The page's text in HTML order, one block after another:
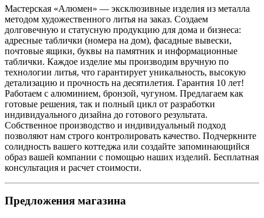
Мастерская «Алюмен» — эксклюзивные изделия из металла
методом художественного литья на заказ. Создаем
долговечную и статусную продукцию для дома и бизнеса:
адресные таблички (номера на дом), фасадные вывески,
почтовые ящики, буквы на памятник и информационные
таблички. Каждое изделие мы производим вручную по
технологии литья, что гарантирует уникальность, высокую
детализацию и прочность на десятилетия. Гарантия 10 лет!
Работаем с алюминием, бронзой, чугуном. Предлагаем как
готовые решения, так и полный цикл от разработки
индивидуального дизайна до готового результата.
Собственное производство и индивидуальный подход
позволяют нам строго контролировать качество. Подчеркните
солидность вашего коттеджа или создайте запоминающийся
образ вашей компании с помощью наших изделий. Бесплатная
консультация и расчет стоимости.
Предложения магазина